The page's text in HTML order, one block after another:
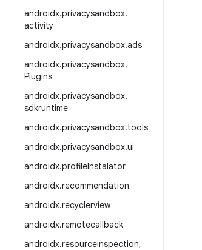
androidx.privacysandbox.
activity
androidx.privacysandbox.ads
androidx.privacysandbox.
Plugins
androidx.privacysandbox.
sdkruntime
androidx.privacysandbox.tools
androidx.privacysandbox.ui
androidx.profileInstalator
androidx.recommendation
androidx.recyclerview
androidx.remotecallback
androidx.resourceinspection,